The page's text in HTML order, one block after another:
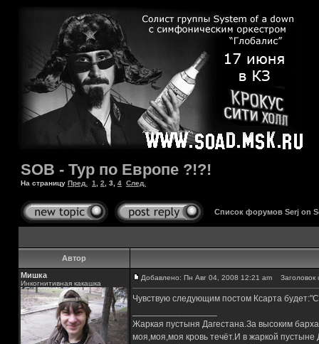
SOB - Тур по Европе ?!?!
На страницу Пред. 1 2 3 4 След.
Список форумов Serj on
Автор
Мишка
Инкогнитивная какашка
Добавлено: Пн Авг 04, 2008 12:21 am Заголовок
Чувствую следующим постом Ксарта
Жаркая пустыня Дагестана.За высоким
моя,моя,моя кровь течёт.И в жаркой